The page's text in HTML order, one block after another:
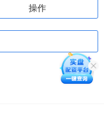
操作